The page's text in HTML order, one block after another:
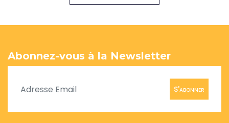
Abonnez-vous à la Newsletter
S'abonner